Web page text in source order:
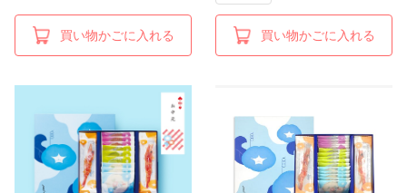
買い物かごに入れる 買い物かごに入れる